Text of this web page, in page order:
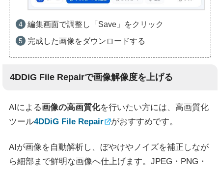
編集画面で調整し「Save」をクリック
完成した画像をダウンロードする
4DDiG File Repairで画像解像度を上げる
AIによる画像の高画質化を行いたい方には、高画質化
ツール4DDiG File Repair がおすすめです。
AIが画像を自動解析し、ぼやけやノイズを補正しなが
ら細部まで鮮明な画像へ仕上げます。JPEG・PNG・